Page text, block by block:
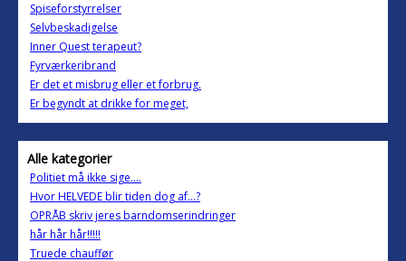
Spiseforstyrrelser
Selvbeskadigelse
Inner Quest terapeut?
Fyrværkeribrand
Er det et misbrug eller et forbrug.
Er begyndt at drikke for meget,
Alle kategorier
Politiet må ikke sige....
Hvor HELVEDE blir tiden dog af...?
OPRÅB skriv jeres barndomserindringer
hår hår hår!!!!!
Truede chauffør